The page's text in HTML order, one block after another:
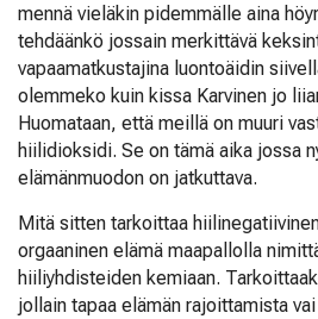
mennä vieläkin pidemmälle aina
tehdäänkö jossain merkittävä
vapaamatkustajina luontoäidin
olemmeko kuin kissa Karvinen jo
Huomataan, että meillä on muuri
hiilidioksidi. Se on tämä aika jossa
elämänmuodon on jatkuttava.
Mitä sitten tarkoittaa
orgaaninen elämä maapallolla
hiiliyhdisteiden kemiaan.
jollain tapaa elämän rajoittamista